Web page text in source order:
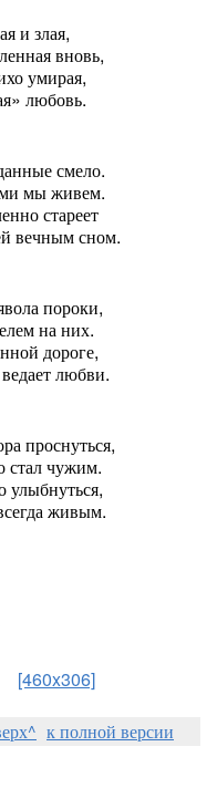
и злая,
вновь,
умирая,
любовь.
смело.
мы живем.
стареет
вечным сном.
пороки,
на них.
дороге,
любви.
проснуться,
стал чужим.
живым.
[460x306]
к полной версии